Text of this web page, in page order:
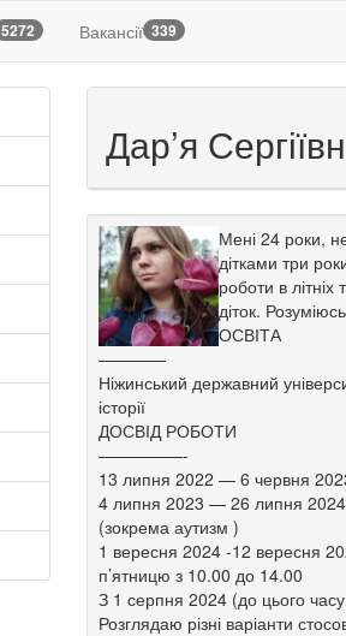
5272 Вакансії 339
Дар’я
Мені 24 роки,
дітками три
роботи в
діток.
ОСВІТА
————
Ніжинський державний
історії
ДОСВІД РОБОТИ
—————-
13 липня 2022 — 6 червня
4 липня 2023 — 26 липня 2024
(зокрема аутизм )
1 вересня 2024 -12 вересня
п’ятницю з 10.00 до 14.00
З 1 серпня 2024 (до цього
Розглядаю різні варіанти